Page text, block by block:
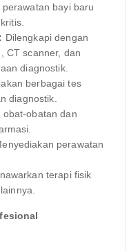
bayi baru
Dilengkapi dengan
CT scanner, dan
diagnostik.
berbagai tes
diagnostik.
obat-obatan dan
perawatan
terapi fisik